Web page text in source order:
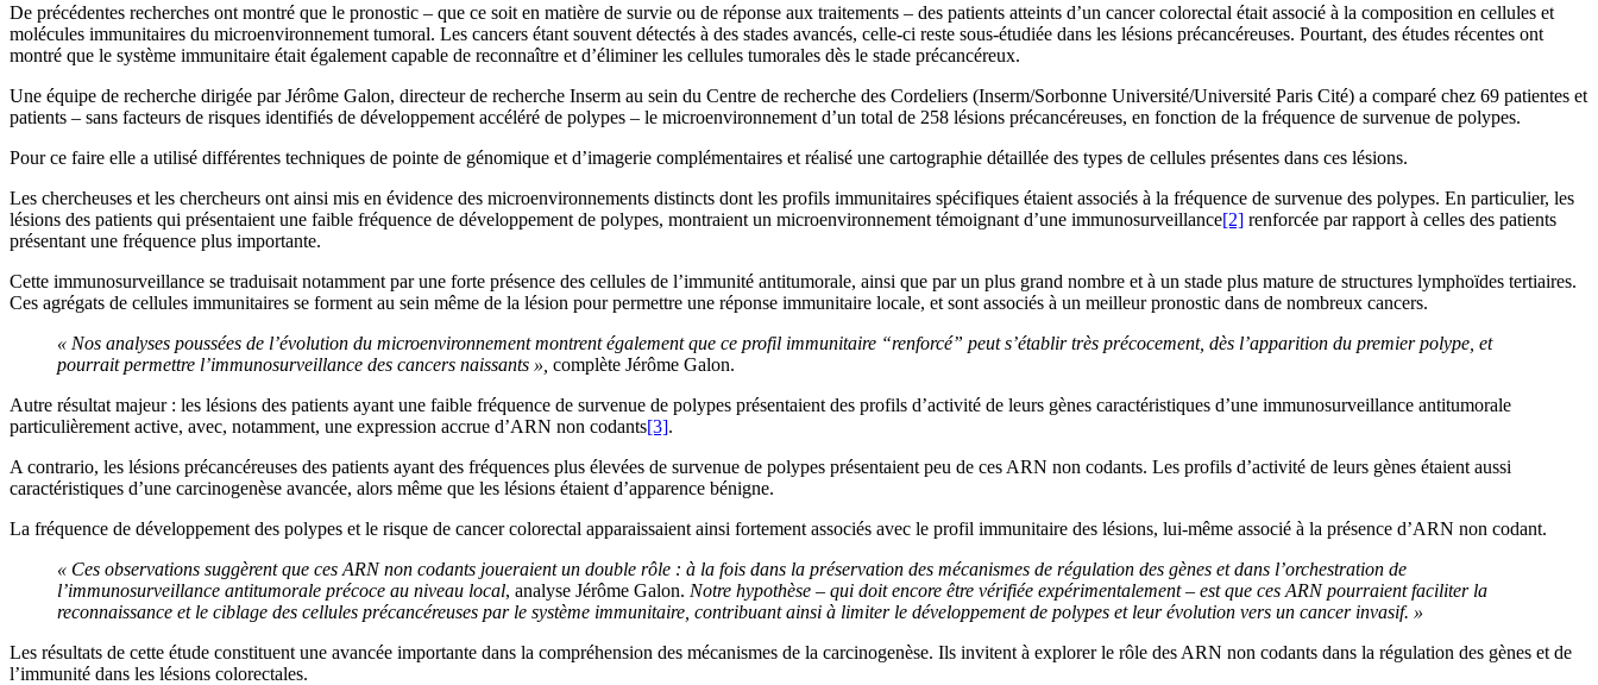
De précédentes recherches ont montré que le pronostic – que ce soit en matière de survie ou de réponse aux traitements – des patients atteints d’un cancer colorectal était associé à la composition en cellules et
molécules immunitaires du microenvironnement tumoral. Les cancers étant souvent détectés à des stades avancés, celle-ci reste sous-étudiée dans les lésions précancéreuses. Pourtant, des études récentes ont
montré que le système immunitaire était également capable de reconnaître et d’éliminer les cellules tumorales dès le stade précancéreux.
Une équipe de recherche dirigée par Jérôme Galon, directeur de recherche Inserm au sein du Centre de recherche des Cordeliers (Inserm/Sorbonne Université/Université Paris Cité) a comparé chez 69 patientes et
patients – sans facteurs de risques identifiés de développement accéléré de polypes – le microenvironnement d’un total de 258 lésions précancéreuses, en fonction de la fréquence de survenue de polypes.
Pour ce faire elle a utilisé différentes techniques de pointe de génomique et d’imagerie complémentaires et réalisé une cartographie détaillée des types de cellules présentes dans ces lésions.
Les chercheuses et les chercheurs ont ainsi mis en évidence des microenvironnements distincts dont les profils immunitaires spécifiques étaient associés à la fréquence de survenue des polypes. En particulier, les
lésions des patients qui présentaient une faible fréquence de développement de polypes, montraient un microenvironnement témoignant d’une immunosurveillance[2] renforcée par rapport à celles des patients
présentant une fréquence plus importante.
Cette immunosurveillance se traduisait notamment par une forte présence des cellules de l’immunité antitumorale, ainsi que par un plus grand nombre et à un stade plus mature de structures lymphoïdes tertiaires.
Ces agrégats de cellules immunitaires se forment au sein même de la lésion pour permettre une réponse immunitaire locale, et sont associés à un meilleur pronostic dans de nombreux cancers.
« Nos analyses poussées de l’évolution du microenvironnement montrent également que ce profil immunitaire “renforcé” peut s’établir très précocement, dès l’apparition du premier polype, et
pourrait permettre l’immunosurveillance des cancers naissants », complète Jérôme Galon.
Autre résultat majeur : les lésions des patients ayant une faible fréquence de survenue de polypes présentaient des profils d’activité de leurs gènes caractéristiques d’une immunosurveillance antitumorale
particulièrement active, avec, notamment, une expression accrue d’ARN non codants[3].
A contrario, les lésions précancéreuses des patients ayant des fréquences plus élevées de survenue de polypes présentaient peu de ces ARN non codants. Les profils d’activité de leurs gènes étaient aussi
caractéristiques d’une carcinogenèse avancée, alors même que les lésions étaient d’apparence bénigne.
La fréquence de développement des polypes et le risque de cancer colorectal apparaissaient ainsi fortement associés avec le profil immunitaire des lésions, lui-même associé à la présence d’ARN non codant.
« Ces observations suggèrent que ces ARN non codants joueraient un double rôle : à la fois dans la préservation des mécanismes de régulation des gènes et dans l’orchestration de
l’immunosurveillance antitumorale précoce au niveau local, analyse Jérôme Galon. Notre hypothèse – qui doit encore être vérifiée expérimentalement – est que ces ARN pourraient faciliter la
reconnaissance et le ciblage des cellules précancéreuses par le système immunitaire, contribuant ainsi à limiter le développement de polypes et leur évolution vers un cancer invasif. »
Les résultats de cette étude constituent une avancée importante dans la compréhension des mécanismes de la carcinogenèse. Ils invitent à explorer le rôle des ARN non codants dans la régulation des gènes et de
l’immunité dans les lésions colorectales.